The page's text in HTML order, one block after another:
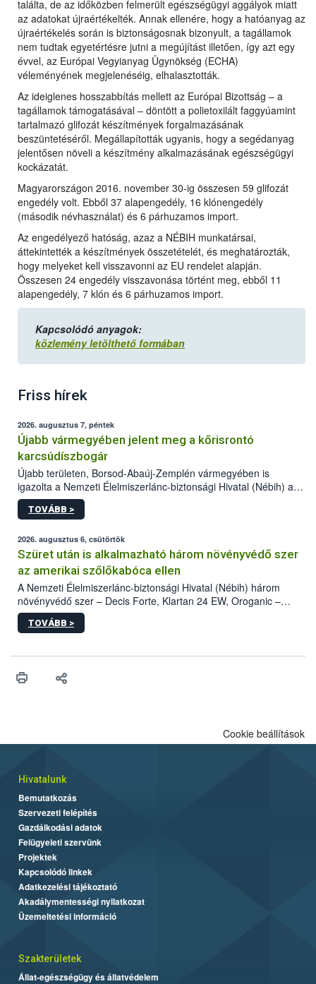
találta, de az időközben felmerült egészségügyi aggályok miatt
az adatokat újraértékelték. Annak ellenére, hogy a hatóanyag az
újraértékelés során is biztonságosnak bizonyult, a tagállamok
nem tudtak egyetértésre jutni a megújítást illetően, így azt egy
évvel, az Európai Vegyianyag Ügynökség (ECHA)
véleményének megjelenéséig, elhalasztották.
Az ideiglenes hosszabbítás mellett az Európai Bizottság – a
tagállamok támogatásával – döntött a polietoxilált faggyúamint
tartalmazó glifozát készítmények forgalmazásának
beszüntetéséről. Megállapították ugyanis, hogy a segédanyag
jelentősen növeli a készítmény alkalmazásának egészségügyi
kockázatát.
Magyarországon 2016. november 30-ig összesen 59 glifozát
engedély volt. Ebből 37 alapengedély, 16 klónengedély
(második névhasználat) és 6 párhuzamos import.
Az engedélyező hatóság, azaz a NÉBIH munkatársai,
áttekintették a készítmények összetételét, és meghatározták,
hogy melyeket kell visszavonni az EU rendelet alapján.
Összesen 24 engedély visszavonása történt meg, ebből 11
alapengedély, 7 klón és 6 párhuzamos import.
Kapcsolódó anyagok:
közlemény letölthető formában
Friss hírek
2026. augusztus 7, péntek
Újabb vármegyében jelent meg a kőrisrontó
karcsúdíszbogár
Újabb területen, Borsod-Abaúj-Zemplén vármegyében is
igazolta a Nemzeti Élelmiszerlánc-biztonsági Hivatal (Nébih) a
kőrisrontó karcsúdíszbogár (Agrilus planipennis) jelenlétét. A
kártevőt nem csak színcsapdában találták meg, de már fertőzött
az intenzív felderítést, emellett az intézkedéseket a szlovák
hatósággal is összehangolják a terjedés megállítása érdekében.
TOVÁBB >
2026. augusztus 6, csütörtök
Szüret után is alkalmazható három növényvédő szer
az amerikai szőlőkabóca ellen
A Nemzeti Élelmiszerlánc-biztonsági Hivatal (Nébih) három
növényvédő szer – Decis Forte, Klartan 24 EW, Oroganic –
engedélyokiratát módosította, így azok a szüretet követően,
egészen a vesszőérettség (BBCH 91) stádiumáig
érésű szőlőkben is legyen lehetőség a károsító elleni további
felhasználók számára is elérhető és ökológiai termesztésben is
TOVÁBB >
Cookie beállítások
Hivatalunk
Bemutatkozás
Szervezeti felépítés
Gazdálkodási adatok
Felügyeleti szervünk
Projektek
Kapcsolódó linkek
Adatkezelési tájékoztató
Akadálymentességi nyilatkozat
Üzemeltetési információ
Szakterületek
Állat-egészségügy és állatvédelem